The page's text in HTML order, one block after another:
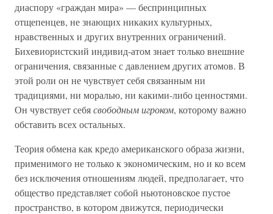
диаспору «граждан мира» — беспринципных
отщепенцев, не знающих никаких культурных,
нравственных и других внутренних ограничений.
Бихевиористский индивид-атом знает только внешние
ограничения, связанные с давлением других атомов. В
этой роли он не чувствует себя связанным ни
традициями, ни моралью, ни какими-либо ценностями.
Он чувствует себясвободным игроком, которому важно
обставить всех остальных.
Теория обмена как кредо американского образа жизни,
применимого не только к экономическим, но и ко всем
без исключения отношениям людей, предполагает, что
общество представляет собой ньютоновское пустое
пространство, в котором движутся, периодически